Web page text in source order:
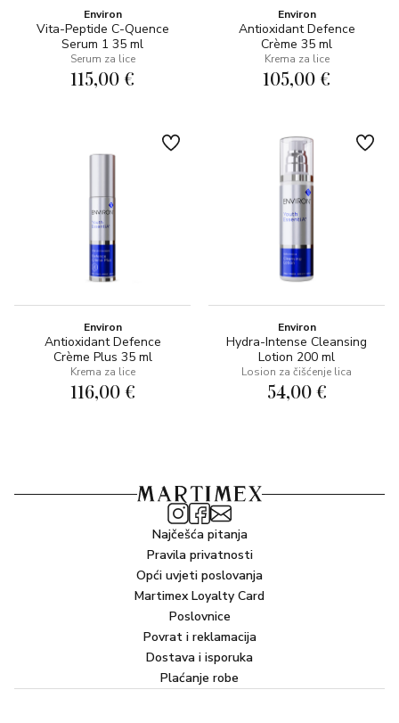
Environ
Vita-Peptide C-Quence
Serum 1 35 ml
Serum za lice
115,00 €
Environ
Antioxidant Defence
Crème 35 ml
Krema za lice
105,00 €
Environ
Antioxidant Defence
Crème Plus 35 ml
Krema za lice
116,00 €
Environ
Hydra-Intense Cleansing
Lotion 200 ml
Losion za čišćenje lica
54,00 €
Najčešća pitanja
Pravila privatnosti
Opći uvjeti poslovanja
Martimex Loyalty Card
Poslovnice
Povrat i reklamacija
Dostava i isporuka
Plaćanje robe